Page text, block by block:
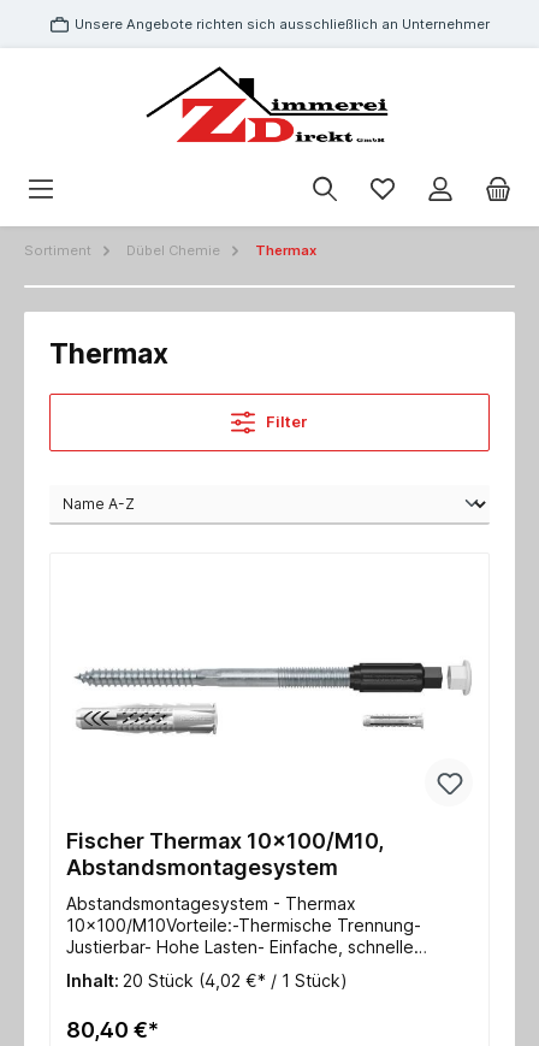
Unsere Angebote richten sich ausschließlich an Unternehmer
Sortiment Dübel Chemie Thermax
Thermax
Filter
Fischer Thermax 10x100/M10,
Abstandsmontagesystem
Abstandsmontagesystem - Thermax
10x100/M10Vorteile:-Thermische Trennung-
Justierbar- Hohe Lasten- Einfache, schnelle
Montage o. Sonderwerkzeuge- Sicherheit durch
Verankerung im UntergrundGeeignet für Beton,
Kalksandlochstein Porenbeton, mit vorbohren
Inhalt: 20 Stück (4,02 €* / 1 Stück)
80,40 €*